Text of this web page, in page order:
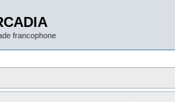
francophone